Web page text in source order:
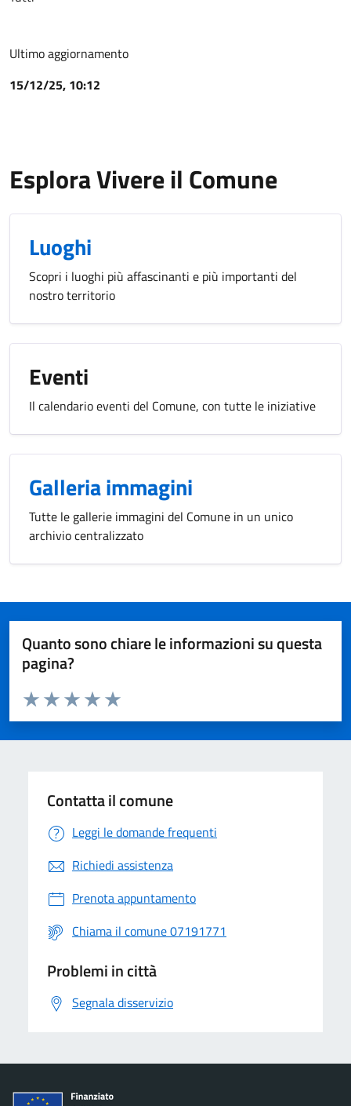
Ultimo aggiornamento
15/12/25, 10:12
Esplora Vivere il Comune
Luoghi
Scopri i luoghi più affascinanti e più importanti del
nostro territorio
Eventi
Il calendario eventi del Comune, con tutte le iniziative
Galleria immagini
Tutte le gallerie immagini del Comune in un unico
archivio centralizzato
Quanto sono chiare le informazioni su questa
pagina?
Valuta da 1 a 5 stelle la pagina
Valuta 5 stelle su 5
Valuta 4 stelle su 5
Valuta 3 stelle su 5
Valuta 2 stelle su 5
Valuta 1 stelle su 5
Contatta il comune
Leggi le domande frequenti
Richiedi assistenza
Prenota appuntamento
Chiama il comune 07191771
Problemi in città
Segnala disservizio